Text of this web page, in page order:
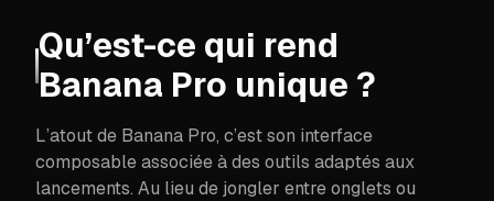
Qu’est-ce qui rend
Banana Pro unique ?
L’atout de Banana Pro, c’est son interface
composable associée à des outils adaptés aux
lancements. Au lieu de jongler entre onglets ou